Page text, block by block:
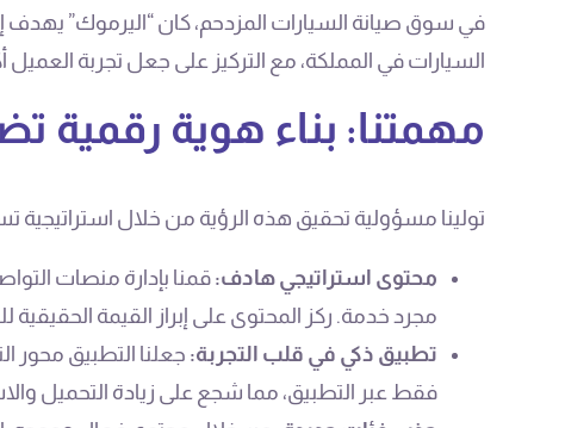
في سوق صيانة السيارات المزدحم، كان “اليرموك” يهدف
السيارات في المملكة، مع التركيز على جعل تجربة
مهمتنا: بناء هوية رقمية
تولينا مسؤولية تحقيق هذه الرؤية من خلال استراتيجية
محتوى استراتيجي هادف: قمنا بإدارة منصات
مجرد خدمة. ركز المحتوى على إبراز القيمة الحقيقية
تطبيق ذكي في قلب التجربة: جعلنا التطبيق محور
فقط عبر التطبيق، مما شجع على زيادة التحميل